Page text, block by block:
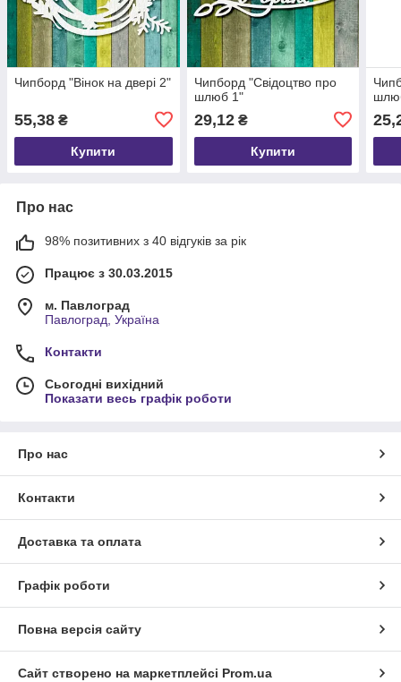
Чипборд "Вінок на двері 2"
55,38 ₴
Купити
Чипборд "Свідоцтво про
шлюб 1"
29,12₴
Купити
Про нас
98% позитивних з 40 відгуків за рік
Працює з 30.03.2015
м. Павлоград
Павлоград, Україна
Контакти
Сьогодні вихідний
Показати весь графік роботи
Про нас
Контакти
Доставка та оплата
Графік роботи
Повна версія сайту
Сайт створено на маркетплейсі Prom.ua